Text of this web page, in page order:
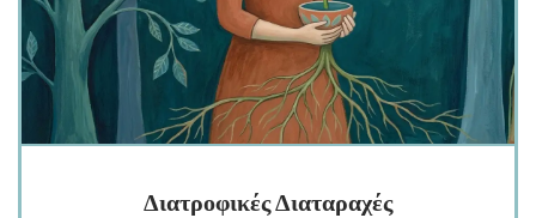
Διατροφικές Διαταραχές